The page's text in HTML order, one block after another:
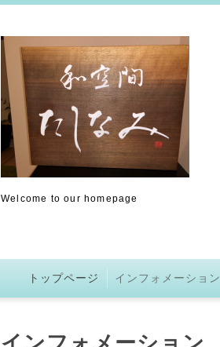
Welcome to our homepage
トップページ インフォメーション